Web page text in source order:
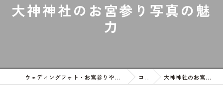
大神神社のお宮参り写真の魅
力
ウェディングフォト・お宮参りや七五三等のファミリーフォト コラム 大神神社のお宮参り写真の魅力